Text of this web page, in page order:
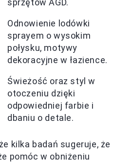
sprzętów AGD.
Odnowienie lodówki
sprayem o wysokim
połysku, motywy
dekoracyjne w łazience.
Świeżość oraz styl w
otoczeniu dzięki
odpowiedniej farbie i
dbaniu o detale.
kilka badań sugeruje, że
pomóc w obniżeniu